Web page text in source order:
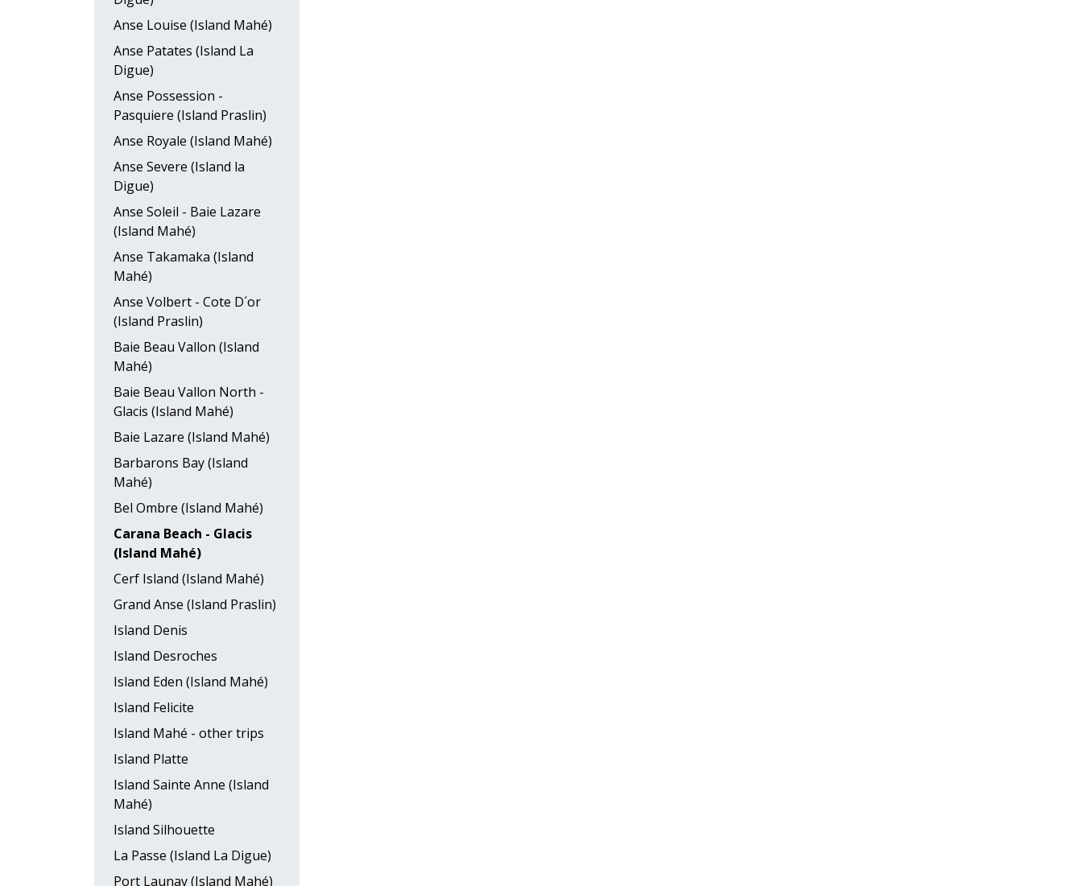
Anse Louise (Island Mahé)
Anse Patates (Island La
Digue)
Anse Possession -
Pasquiere (Island Praslin)
Anse Royale (Island Mahé)
Anse Severe (Island la
Digue)
Anse Soleil - Baie Lazare
(Island Mahé)
Anse Takamaka (Island
Mahé)
Anse Volbert - Cote D´or
(Island Praslin)
Baie Beau Vallon (Island
Mahé)
Baie Beau Vallon North -
Glacis (Island Mahé)
Baie Lazare (Island Mahé)
Barbarons Bay (Island
Mahé)
Bel Ombre (Island Mahé)
Carana Beach - Glacis
(Island Mahé)
Cerf Island (Island Mahé)
Grand Anse (Island Praslin)
Island Denis
Island Desroches
Island Eden (Island Mahé)
Island Felicite
Island Mahé - other trips
Island Platte
Island Sainte Anne (Island
Mahé)
Island Silhouette
La Passe (Island La Digue)
Port Launay (Island Mahé)